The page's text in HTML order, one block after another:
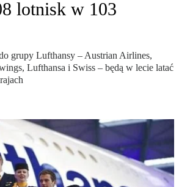
lotnisk w 103
grupy Lufthansy – Austrian Airlines,
Lufthansa i Swiss – będą w lecie latać